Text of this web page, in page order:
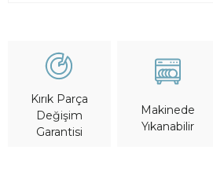
Kırık Parça
Değişim
Garantisi
Makinede
Yıkanabilir